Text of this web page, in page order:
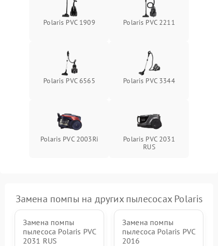
Polaris PVC 1909 Polaris PVC 2211
Polaris PVC 6565 Polaris PVC 3344
Polaris PVC 2003Ri
Polaris PVC 2031
RUS
Замена помпы на других пылесосах Polaris
Замена помпы
пылесоса Polaris PVC
2031 RUS
Замена помпы
пылесоса Polaris PVC
2016